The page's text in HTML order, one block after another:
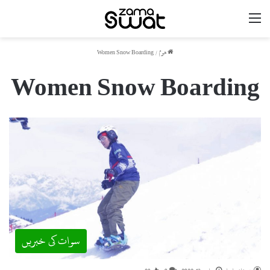
ھوم/
Women Snow Boarding
Women Snow Boarding
سوات کی خبریں